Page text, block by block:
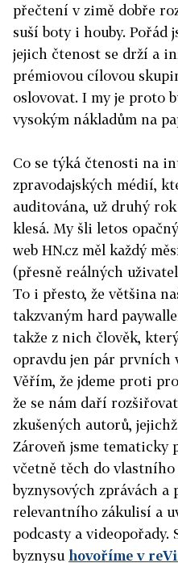
přečtení v zimě dobře
suší boty i houby. Pořád
jejich čtenost se drží a
prémiovou cílovou
oslovovat. I my je proto
vysokým nákladům na
Co se týká čtenosti na
zpravodajských médií,
auditována, už druhý
klesá. My šli letos
web HN.cz měl každý
(přesně reálných
To i přesto, že většina
takzvaným hard
takže z nich člověk,
opravdu jen pár prvních
Věřím, že jdeme proti
že se nám daří
zkušených autorů,
Zároveň jsme
včetně těch do
byznysových zprávách a
relevantního zákulisí a
podcasty a videopořady.
byznysu hovoříme v